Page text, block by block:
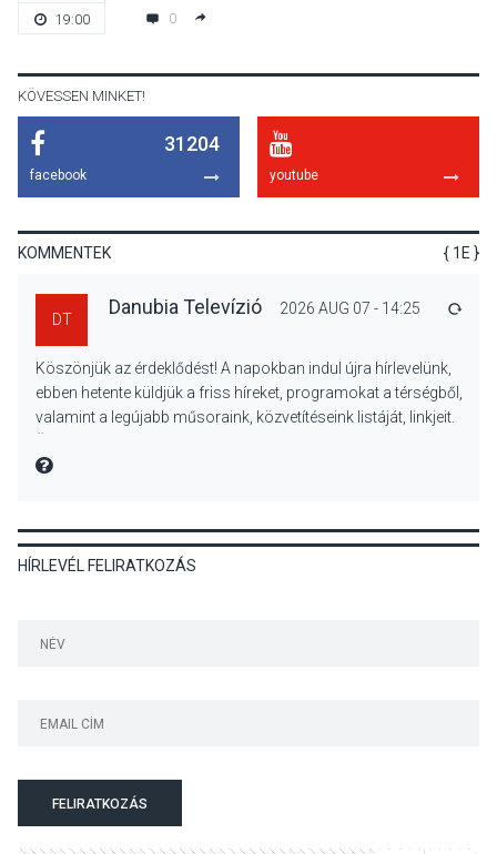
Reneszánsz dallamok
csendülnek fel a visegrádi
Királyi Palota
KULTÚRA 2026 AUG 07
Dunavirág Ünnep Verőcén –
talajközeli ózonmennyiség
19:00 0
KÖVESSEN MINKET!
31204
facebook youtube
KOMMENTEK { 1E }
DT
Danubia Televízió 2026 AUG 07 - 14:25
Köszönjük az érdeklődést! A napokban indul újra hírlevelünk,
ebben hetente küldjük a friss híreket, programokat a térségből,
valamint a legújabb műsoraink, közvetítéseink listáját, linkjeit.
MIRE MONDTA
HÍRLEVÉL FELIRATKOZÁS
FELIRATKOZÁS